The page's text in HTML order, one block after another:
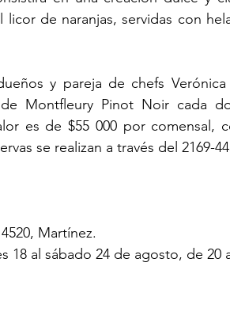
licor de naranjas, servidas con
y pareja de chefs
Montfleury Pinot Noir cada
es de $55 000 por comensal,
se realizan a través del 2169-
Martínez.
18 al sábado 24 de agosto, de 20